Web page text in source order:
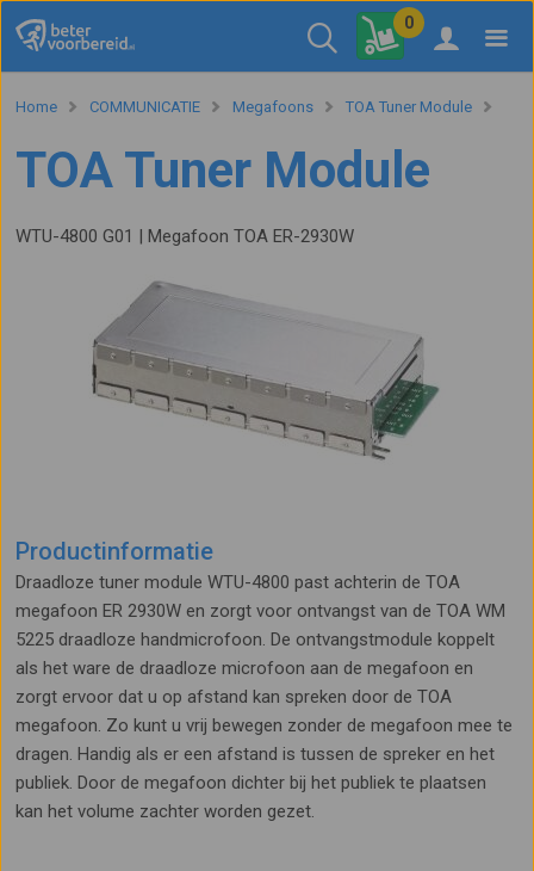
0
Home COMMUNICATIE Megafoons TOA Tuner Module
TOA Tuner Module
WTU-4800 G01 | Megafoon TOA ER-2930W
Productinformatie
Draadloze tuner module WTU-4800 past achterin de TOA
megafoon ER 2930W en zorgt voor ontvangst van de TOA WM
5225 draadloze handmicrofoon. De ontvangstmodule koppelt
als het ware de draadloze microfoon aan de megafoon en
zorgt ervoor dat u op afstand kan spreken door de TOA
megafoon. Zo kunt u vrij bewegen zonder de megafoon mee te
dragen. Handig als er een afstand is tussen de spreker en het
publiek. Door de megafoon dichter bij het publiek te plaatsen
kan het volume zachter worden gezet.